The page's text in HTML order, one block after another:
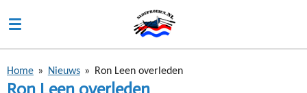
direct
naar
hoofdinhoud
Home » Nieuws » Ron Leen overleden